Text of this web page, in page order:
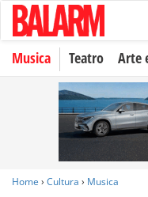
Musica Teatro Arte
Home › Cultura › Musica